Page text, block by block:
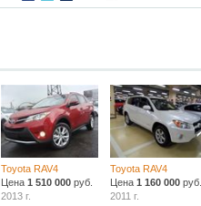
Toyota RAV4
Цена 1 510 000руб.
2013 г.
Toyota RAV4
Цена 1 160 000руб.
2011 г.